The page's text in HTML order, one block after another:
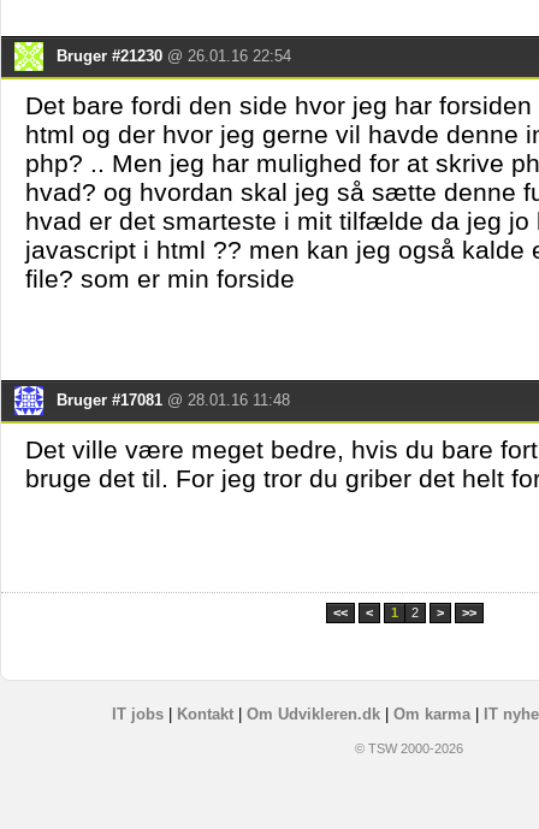
Bruger #21230 @ 26.01.16 22:54
Det bare fordi den side hvor jeg har
html og der hvor jeg gerne vil havde denne
php? .. Men jeg har mulighed for at skrive
hvad? og hvordan skal jeg så sætte denne
hvad er det smarteste i mit tilfælde da jeg jo
javascript i html ?? men kan jeg også kalde
file? som er min forside
Bruger #17081 @ 28.01.16 11:48
Det ville være meget bedre, hvis du bare
bruge det til. For jeg tror du griber det helt
<< < 1 2 > >>
IT jobs| Kontakt| Om Udvikleren.dk| Om karma| IT
© TSW 2000-2026